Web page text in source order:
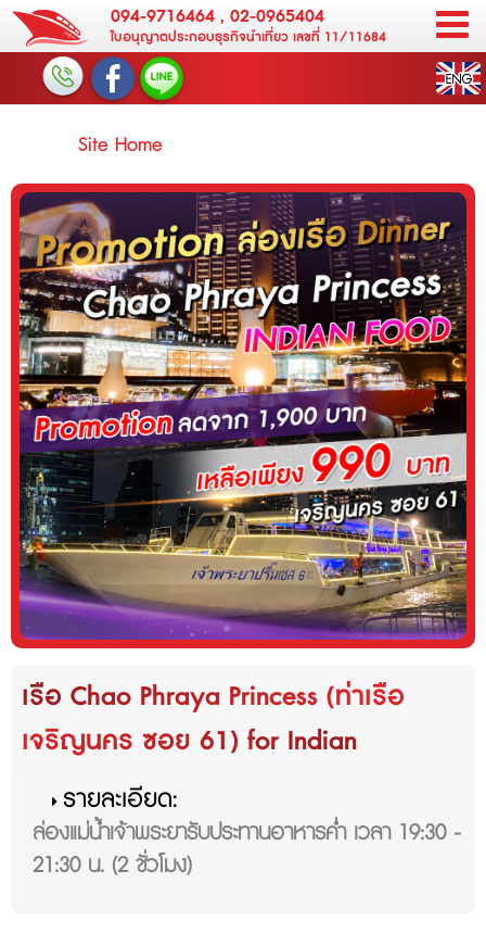
094-9716464, 02-0965404
ใบอนุญาตประกอบธุรกิจนำเที่ยว เลขที่ 11/11684
Site Home
เรือ Chao Phraya Princess (ท่าเรือ
เจริญนคร ซอย 61) for Indian
รายละเอียด:
ล่องแม่น้ำเจ้าพระยารับประทานอาหารค่ำ เวลา 19:30 -
21:30 น. (2 ชั่วโมง)